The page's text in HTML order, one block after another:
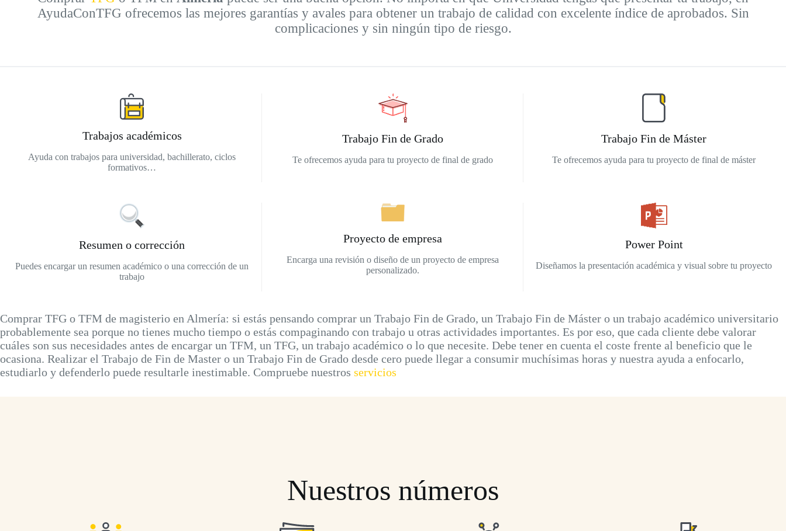
AyudaConTFG ofrecemos las mejores garantías y avales para obtener un trabajo de calidad con excelente índice de aprobados. Sin
complicaciones y sin ningún tipo de riesgo.
Trabajos académicos
Ayuda con trabajos para universidad, bachillerato, ciclos
formativos…
Trabajo Fin de Grado
Te ofrecemos ayuda para tu proyecto de final de grado
Trabajo Fin de Máster
Te ofrecemos ayuda para tu proyecto de final de máster
Resumen o corrección
Puedes encargar un resumen académico o una corrección de un
trabajo
Proyecto de empresa
Encarga una revisión o diseño de un proyecto de empresa
personalizado.
Power Point
Diseñamos la presentación académica y visual sobre tu proyecto
Comprar TFG o TFM de magisterio en Almería: si estás pensando comprar un Trabajo Fin de Grado, un Trabajo Fin de Máster o un trabajo académico universitario
probablemente sea porque no tienes mucho tiempo o estás compaginando con trabajo u otras actividades importantes. Es por eso, que cada cliente debe valorar
cuáles son sus necesidades antes de encargar un TFM, un TFG, un trabajo académico o lo que necesite. Debe tener en cuenta el coste frente al beneficio que le
ocasiona. Realizar el Trabajo de Fin de Master o un Trabajo Fin de Grado desde cero puede llegar a consumir muchísimas horas y nuestra ayuda a enfocarlo,
estudiarlo y defenderlo puede resultarle inestimable. Compruebe nuestros servicios
Nuestros números